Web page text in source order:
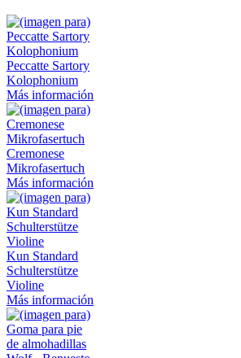
Peccatte Sartory
Kolophonium
Más información
Cremonese
Mikrofasertuch
Más información
Kun Standard
Schulterstütze
Violine
Más información